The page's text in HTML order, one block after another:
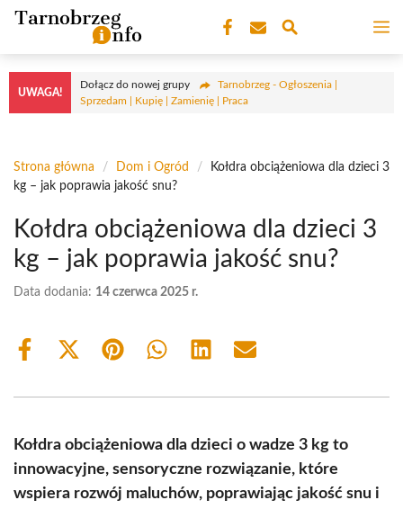
Przejdź
treści
UWAGA!
Dołącz do nowej grupy
Tarnobrzeg - Ogłoszenia |
Sprzedam | Kupię | Zamienię | Praca
Strona główna / Dom i Ogród /
Kołdra obciążeniowa dla dzieci 3
kg – jak poprawia jakość snu?
Kołdra obciążeniowa dla dzieci 3
kg – jak poprawia jakość snu?
Data dodania: 14 czerwca 2025 r.
Share
Share
(Twitter)
Share Share Share Share
Kołdra obciążeniowa dla dzieci o wadze 3 kg to
innowacyjne, sensoryczne rozwiązanie, które
wspiera rozwój maluchów, poprawiając jakość snu i